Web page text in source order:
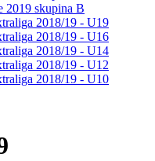
2019 skupina B
2018/19 - U19
2018/19 - U16
2018/19 - U14
2018/19 - U12
2018/19 - U10